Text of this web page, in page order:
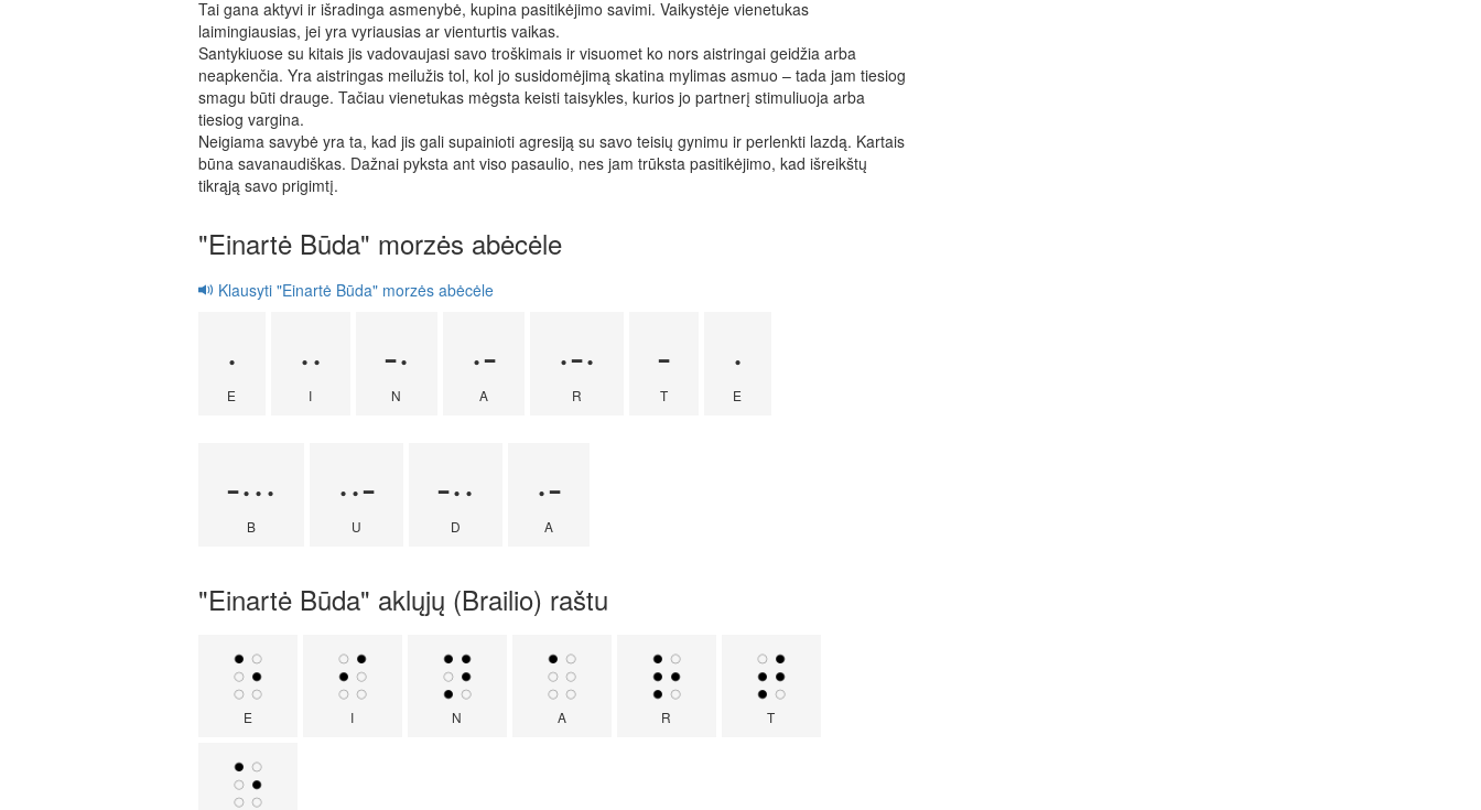
Tai gana aktyvi ir išradinga asmenybė, kupina pasitikėjimo savimi. Vaikystėje vienetukas
laimingiausias, jei yra vyriausias ar vienturtis vaikas.
Santykiuose su kitais jis vadovaujasi savo troškimais ir visuomet ko nors aistringai geidžia arba
neapkenčia. Yra aistringas meilužis tol, kol jo susidomėjimą skatina mylimas asmuo – tada jam tiesiog
smagu būti drauge. Tačiau vienetukas mėgsta keisti taisykles, kurios jo partnerį stimuliuoja arba
tiesiog vargina.
Neigiama savybė yra ta, kad jis gali supainioti agresiją su savo teisių gynimu ir perlenkti lazdą. Kartais
būna savanaudiškas. Dažnai pyksta ant viso pasaulio, nes jam trūksta pasitikėjimo, kad išreikštų
tikrąją savo prigimtį.
"Einartė Būda" morzės abėcėle
Klausyti "Einartė Būda" morzės abėcėle
·
E
··
I
-·
N
·-
A
·-·
R
-
T
·
E
-···
B
··-
U
-··
D
·-
A
"Einartė Būda" aklųjų (Brailio) raštu
E I N A R T